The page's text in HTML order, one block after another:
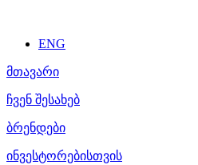
ENG
მთავარი
ჩვენ შესახებ
ბრენდები
ინვესტორებისთვის